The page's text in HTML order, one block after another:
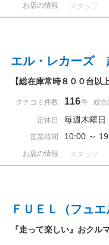
お店の情報 スタッフ
エル・レカーズ
【総在庫常時８００台以
クチコミ件数 116件 総合
定休日 毎週木曜日
営業時間 10:00 ～
お店の情報 スタッフ
ＦＵＥＬ（フュ
『走って楽しい』おク